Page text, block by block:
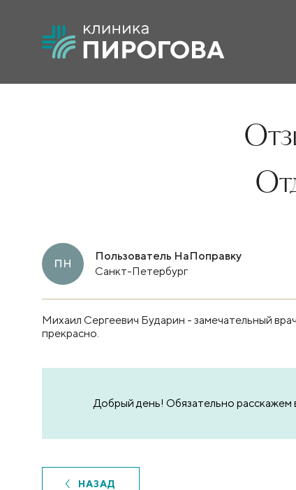
ПН
Пользователь НаПоправку
Санкт-Петербург
Михаил Сергеевич Бударин - замечательный
прекрасно.
Добрый день! Обязательно расскажем
НАЗАД